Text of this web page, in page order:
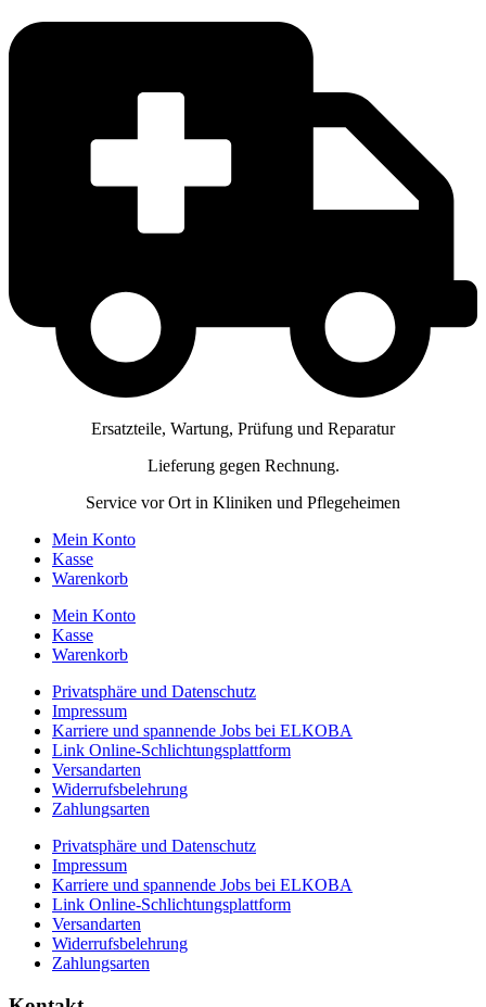
Ersatzteile, Wartung, Prüfung und Reparatur
Lieferung gegen Rechnung.
Service vor Ort in Kliniken und Pflegeheimen
Mein Konto
Kasse
Warenkorb
Mein Konto
Kasse
Warenkorb
Privatsphäre und Datenschutz
Impressum
Karriere und spannende Jobs bei ELKOBA
Link Online-Schlichtungsplattform
Versandarten
Widerrufsbelehrung
Zahlungsarten
Privatsphäre und Datenschutz
Impressum
Karriere und spannende Jobs bei ELKOBA
Link Online-Schlichtungsplattform
Versandarten
Widerrufsbelehrung
Zahlungsarten